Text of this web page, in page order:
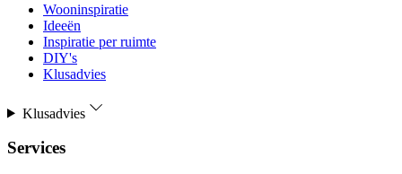
Wooninspiratie
Ideeën
Inspiratie per ruimte
DIY's
Klusadvies
Klusadvies
Services